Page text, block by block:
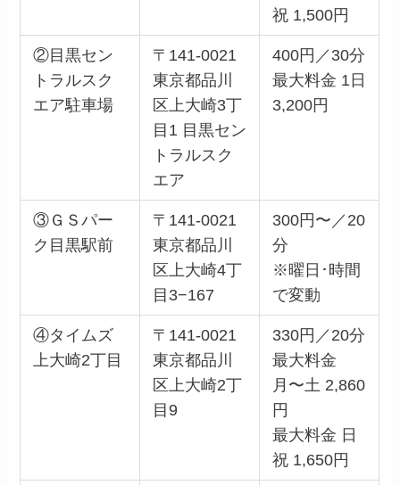
祝 1,500円
②目黒セン
トラルスク
エア駐車場
〒141-0021
東京都品川
区上大崎3丁
目1 目黒セン
トラルスク
エア
400円／30分
最大料金 1日
3,200円
③ＧＳパー
ク目黒駅前
〒141-0021
東京都品川
区上大崎4丁
目3−167
300円〜／20
分
※曜日･時間
で変動
④タイムズ
上大崎2丁目
〒141-0021
東京都品川
区上大崎2丁
目9
330円／20分
最大料金
月〜土 2,860
円
最大料金 日
祝 1,650円